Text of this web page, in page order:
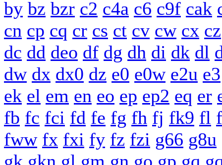
by bz bzr c2 c4a c6 c9f cak
cn cp cq cr cs ct cv cw cx cz
dc dd deo df dg dh di dk dl
dw dx dx0 dz e0 e0w e2u e3
ek el em en eo ep ep2 eq er
fb fc fci fd fe fg fh fj fk9 fl
fww fx fxi fy fz fzi g66 g8u